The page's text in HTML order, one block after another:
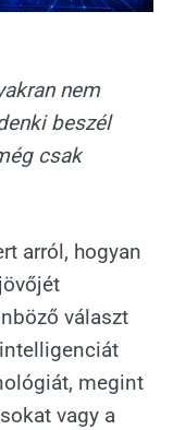
nem
beszél
csak
arról, hogyan
választ
megint
vagy a